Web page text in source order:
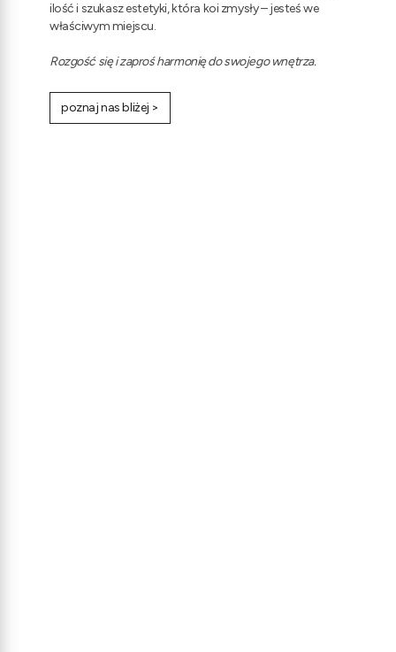
ilość i szukasz estetyki, która koi zmysły – jesteś we
właściwym miejscu.
Rozgość się i zaproś harmonię do swojego wnętrza.
poznaj nas bliżej >